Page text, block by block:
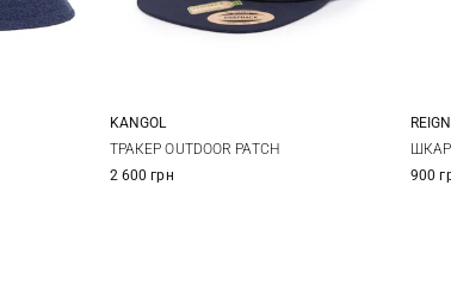
One size
KANGOL
ТРАКЕР OUTDOOR PATCH
2 600 грн
L/
900